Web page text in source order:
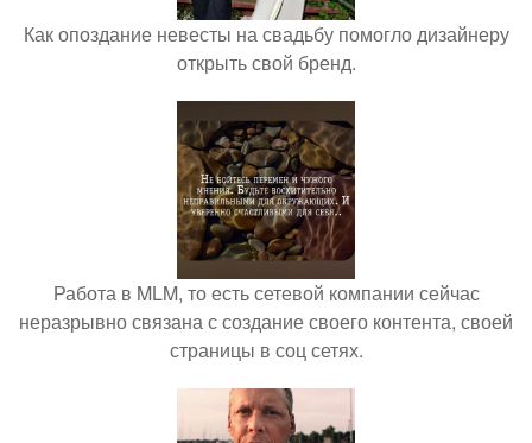
Как опоздание невесты на свадьбу помогло дизайнеру
открыть свой бренд.
Работа в MLM, то есть сетевой компании сейчас
неразрывно связана с создание своего контента, своей
страницы в соц сетях.